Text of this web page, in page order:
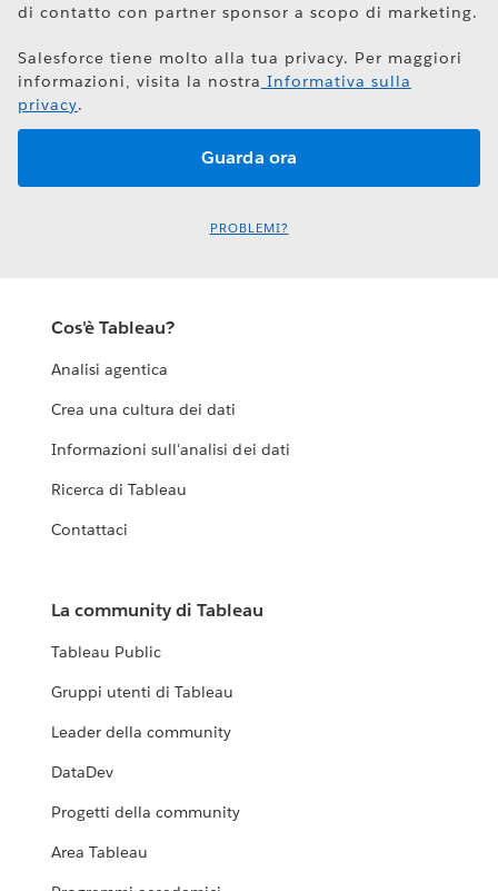
di contatto con partner sponsor a scopo di marketing.
Salesforce tiene molto alla tua privacy. Per maggiori
informazioni, visita la nostra Informativa sulla
privacy.
PROBLEMI?
Cos'è Tableau?
Analisi agentica
Crea una cultura dei dati
Informazioni sull'analisi dei dati
Ricerca di Tableau
Contattaci
La community di Tableau
Tableau Public
Gruppi utenti di Tableau
Leader della community
DataDev
Progetti della community
Area Tableau